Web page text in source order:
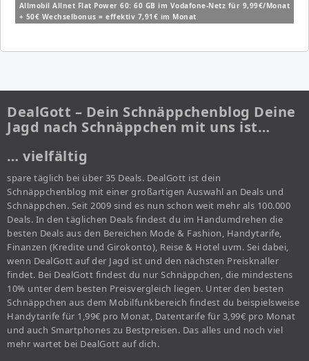
Allmobil Allnet Flat Power 60: 60 GB im Vodafone-Netz für 9,99€/Monat
+ 50€ Wechselbonus = effektiv 7,91€ im Monat
DealGott – Dein Schnäppchenblog Deine
Jagd nach Schnäppchen mit uns ist…
… vielfältig
spare täglich bei über 35 Deals. DealGott ist dein
Schnäppchenblog mit einer großartigen Auswahl an Deals und
Schnäppchen. Seit 2009 sind es nun schon weit mehr als 100.000
Deals. In den täglichen Deals findest du im Handumdrehen die
besten Deals aus den Bereichen Mode & Fashion, Handytarife,
Finanzen (Kredite und Girokonto), Reise & Hotel uvm. Sei dabei,
wenn DealGott auf der Jagd ist und den nächsten Preisknaller
findet. Bei DealGott findest du nur Schnäppchen, die mindestens
10% unter dem besten Preisvergleich liegen. Unter den besten
Schnäppchen aus dem Mobilfunkbereich findest du beispielsweise
Handytarife für 1,99€ pro Monat, Datentarife für 3,99€ pro Monat
und auch Smartphones zu Bestpreisen. Das alles und noch viel
mehr wartet bei DealGott auf dich.